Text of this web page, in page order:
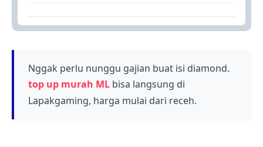
Selena adalah hero yang dapat dimainkan di
menarik dan cantik.
Nggak perlu nunggu gajian buat isi diamond.
top up murah ML bisa langsung di
Lapakgaming, harga mulai dari receh.